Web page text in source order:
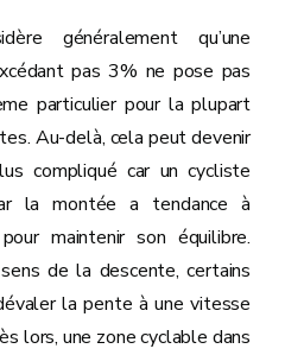
généralement qu’une
pas 3% ne pose pas
particulier pour la plupart
Au-delà, cela peut devenir
compliqué car un cycliste
la montée a tendance à
maintenir son équilibre.
de la descente, certains
la pente à une vitesse
lors, une zone cyclable dans